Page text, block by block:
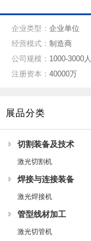
企业类型： 企业单位
经营模式： 制造商
公司规模： 1000-3000人
注册资本： 40000万
展品分类
切割装备及技术
激光切割机
焊接与连接装备
激光焊接机
管型线材加工
激光切管机